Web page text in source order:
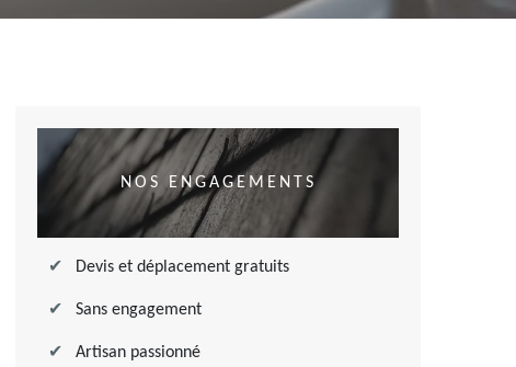
NOS ENGAGEMENTS
Devis et déplacement gratuits
Sans engagement
Artisan passionné